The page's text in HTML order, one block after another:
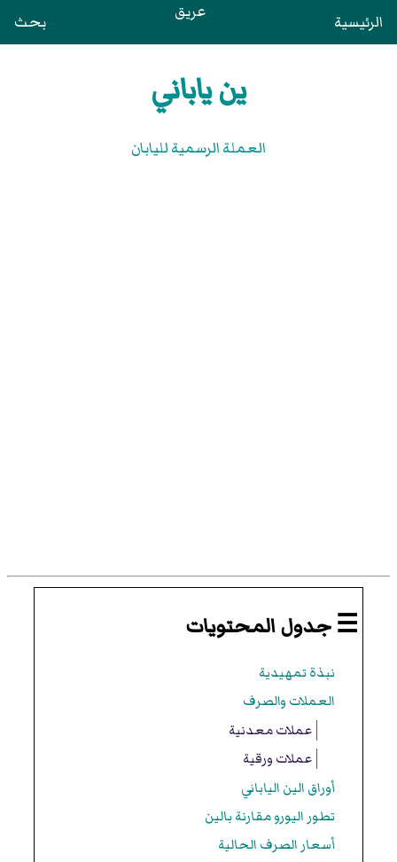
الرئيسية عريق بحث
ين ياباني
العملة الرسمية لليابان
☰ جدول المحتويات
نبذة تمهيدية
العملات والصرف
عملات معدنية
عملات ورقية
أوراق الين الياباني
تطور اليورو مقارنة بالين
أسعار الصرف الحالية